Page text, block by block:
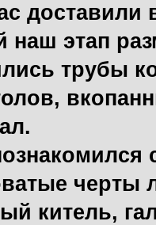
доставили
наш этап
трубы
черты
китель,